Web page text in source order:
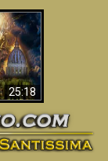
25:18
Papa?